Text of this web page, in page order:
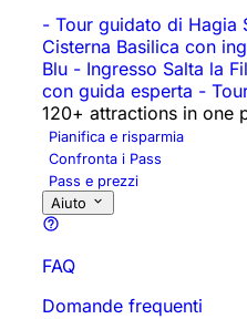
- Tour guidato di Hagia
Cisterna Basilica con
Blu - Ingresso Salta la
con guida esperta -
120+ attractions in one
Pianifica e risparmia
Confronta i Pass
Pass e prezzi
Aiuto
FAQ
Domande frequenti